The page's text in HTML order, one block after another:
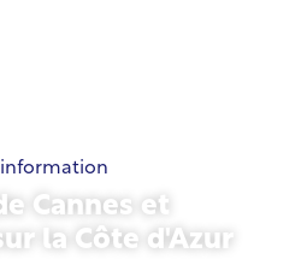
Cannes et
la Côte d'Azur